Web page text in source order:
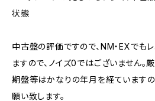
状態
中古盤の評価ですので、NM・EXでも
ますので、ノイズ0ではございません。
期盤等はかなりの年月を経ています
願い致します。